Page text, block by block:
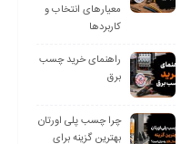
معیارهای انتخاب و
کاربردها
راهنمای خرید چسب
برق
چرا چسب پلی اورتان
بهترین گزینه برای